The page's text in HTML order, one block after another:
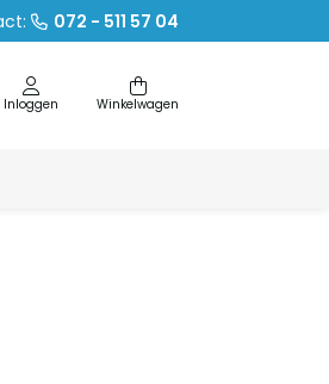
072 - 511 57 04
Inloggen Winkelwagen